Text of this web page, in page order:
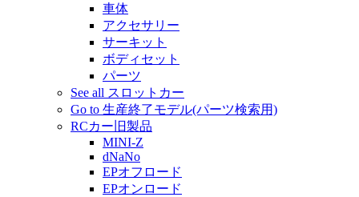
車体
アクセサリー
サーキット
ボディセット
パーツ
See all スロットカー
Go to 生産終了モデル(パーツ検索用)
RCカー旧製品
MINI-Z
dNaNo
EPオフロード
EPオンロード